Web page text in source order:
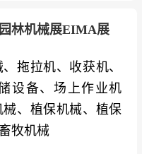
林机械展EIMA展
拖拉机、收获机、
设备、场上作业机
、植保机械、植保
牧机械